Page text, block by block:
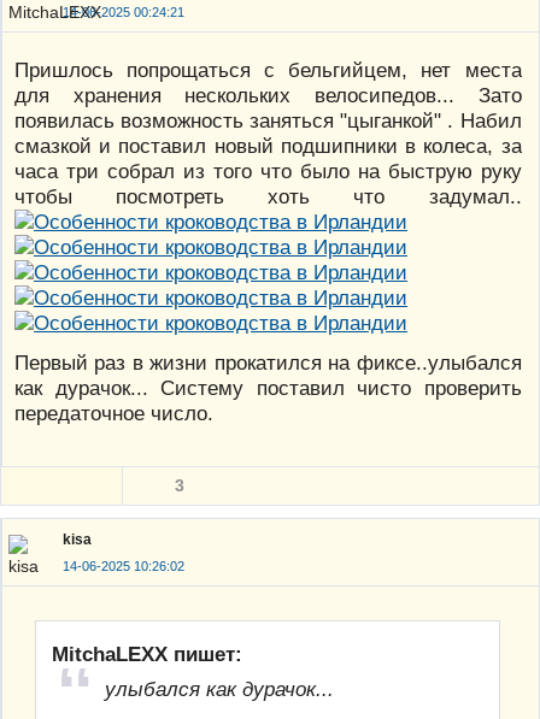
14-06-2025 00:24:21
Пришлось попрощаться с бельгийцем, нет места
для хранения нескольких велосипедов... Зато
появилась возможность заняться "цыганкой" . Набил
смазкой и поставил новый подшипники в колеса, за
часа три собрал из того что было на быструю руку
чтобы посмотреть хоть что задумал..
Первый раз в жизни прокатился на фиксе..улыбался
как дурачок... Систему поставил чисто проверить
передаточное число.
3
kisa
14-06-2025 10:26:02
MitchaLEXX пишет:
улыбался как дурачок...